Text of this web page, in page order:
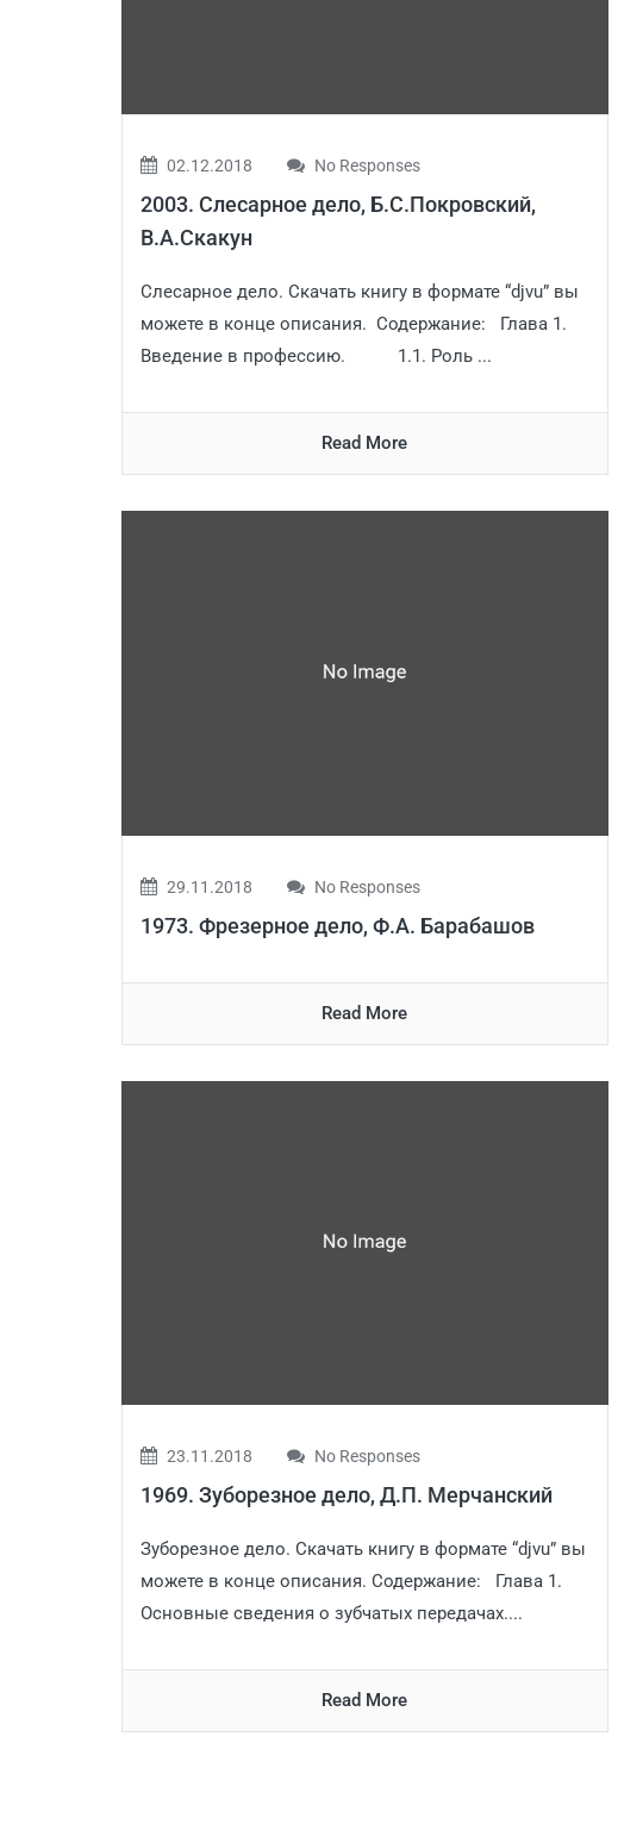
02.12.2018 No Responses
2003. Слесарное дело, Б.С.Покровский,
В.А.Скакун
Слесарное дело. Скачать книгу в формате “djvu” вы
можете в конце описания. Содержание: Глава 1.
Введение в профессию. 1.1. Роль ...
Read More
29.11.2018 No Responses
1973. Фрезерное дело, Ф.А. Барабашов
Read More
23.11.2018 No Responses
1969. Зуборезное дело, Д.П. Мерчанский
Зуборезное дело. Скачать книгу в формате “djvu” вы
можете в конце описания. Содержание: Глава 1.
Основные сведения о зубчатых передачах....
Read More